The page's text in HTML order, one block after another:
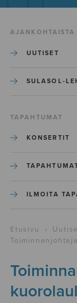
AJANKOHTAISTA
UUTISET
SULASOL-
TAPAHTUMAT
KONSERTIT
ILMOITA
Etusivu ›